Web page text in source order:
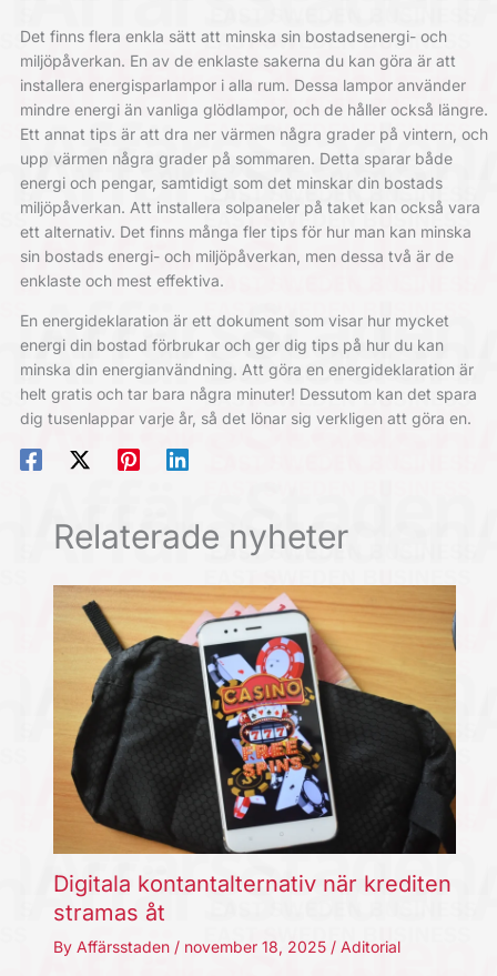
Det finns flera enkla sätt att minska sin bostadsenergi- och
miljöpåverkan. En av de enklaste sakerna du kan göra är att
installera energisparlampor i alla rum. Dessa lampor använder
mindre energi än vanliga glödlampor, och de håller också längre.
Ett annat tips är att dra ner värmen några grader på vintern, och
upp värmen några grader på sommaren. Detta sparar både
energi och pengar, samtidigt som det minskar din bostads
miljöpåverkan. Att installera solpaneler på taket kan också vara
ett alternativ. Det finns många fler tips för hur man kan minska
sin bostads energi- och miljöpåverkan, men dessa två är de
enklaste och mest effektiva.
En energideklaration är ett dokument som visar hur mycket
energi din bostad förbrukar och ger dig tips på hur du kan
minska din energianvändning. Att göra en energideklaration är
helt gratis och tar bara några minuter! Dessutom kan det spara
dig tusenlappar varje år, så det lönar sig verkligen att göra en.
Relaterade nyheter
Digitala kontantalternativ när krediten
stramas åt
By Affärsstaden / november 18, 2025 / Aditorial